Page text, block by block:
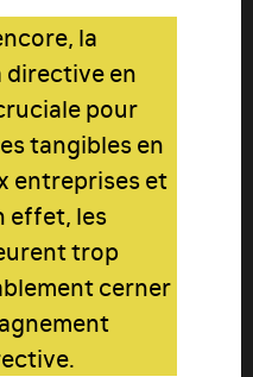
la
en
pour
tangibles en
entreprises et
effet, les
trop
cerner